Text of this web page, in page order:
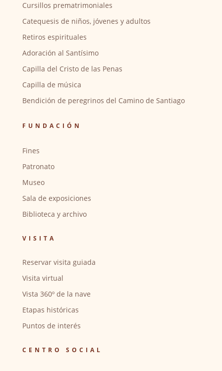
Cursillos prematrimoniales
Catequesis de niños, jóvenes y adultos
Retiros espirituales
Adoración al Santísimo
Capilla del Cristo de las Penas
Capilla de música
Bendición de peregrinos del Camino de Santiago
FUNDACIÓN
Fines
Patronato
Museo
Sala de exposiciones
Biblioteca y archivo
VISITA
Reservar visita guiada
Visita virtual
Vista 360º de la nave
Etapas históricas
Puntos de interés
CENTRO SOCIAL